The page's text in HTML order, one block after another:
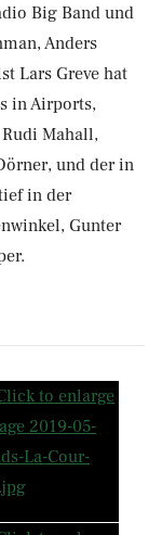
Big Band und
Anders
Lars Greve hat
in Airports,
Mahall,
und der in
in der
Gunter